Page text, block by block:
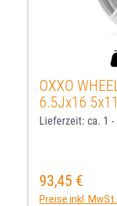
OXXO
6.5Jx16
Lieferzeit: ca. 1
Regulärer
93,45 €
Preise inkl.